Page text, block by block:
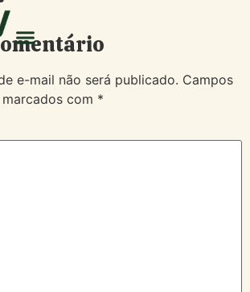
e-mail não será publicado. Campos
com *